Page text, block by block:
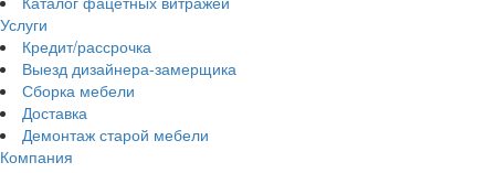
Услуги
Кредит/рассрочка
Выезд дизайнера-замерщика
Сборка мебели
Доставка
Демонтаж старой мебели
Компания